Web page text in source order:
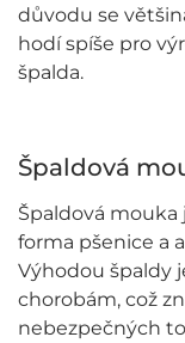
důvodu se
hodí spíše pro
špalda.
Špaldová
Špaldová
forma pšenice a
Výhodou špaldy
chorobám, což
nebezpečných